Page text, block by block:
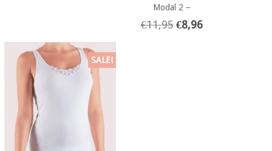
Modal 2 –
€11,95 €8,96
SALE!